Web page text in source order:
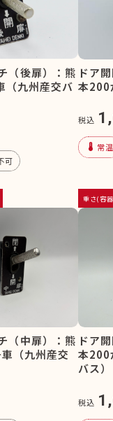
（後扉）：熊
九州産交バ
可
ドア
本200
税込
device_thermostat 常温
重さ(容
（中扉）：熊
（九州産交
ドア
本200
バス）
税込